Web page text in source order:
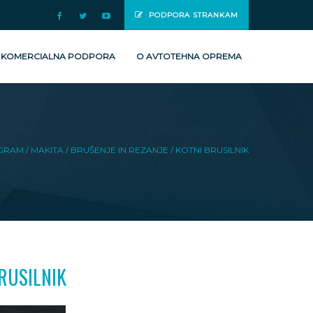
PODPORA STRANKAM
PODPORA O AVTOTEHNA OPREMA
/ MAKITA / BRUŠENJE IN REZANJE / KOTNI BRUSILNIK